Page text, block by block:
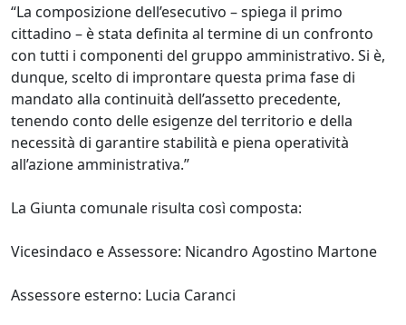
“La composizione dell’esecutivo – spiega il primo
cittadino – è stata definita al termine di un confronto
con tutti i componenti del gruppo amministrativo. Si è,
dunque, scelto di improntare questa prima fase di
mandato alla continuità dell’assetto precedente,
tenendo conto delle esigenze del territorio e della
necessità di garantire stabilità e piena operatività
all’azione amministrativa.”
La Giunta comunale risulta così composta:
Vicesindaco e Assessore: Nicandro Agostino Martone
Assessore esterno: Lucia Caranci